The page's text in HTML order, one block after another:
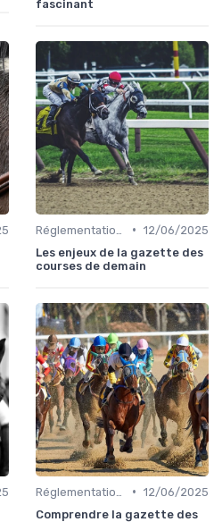
fascinant
• 12/06/2025
Les enjeux de la gazette des
courses de demain
• 12/06/2025
Comprendre la gazette des